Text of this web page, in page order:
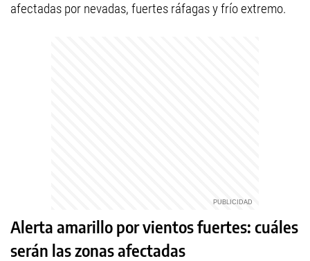
afectadas por nevadas, fuertes ráfagas y frío extremo.
Alerta amarillo por vientos fuertes: cuáles
serán las zonas afectadas